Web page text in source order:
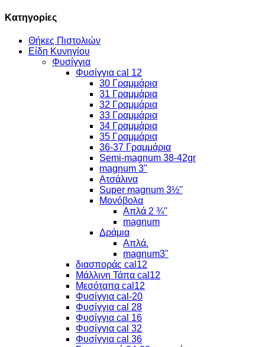
Κατηγορίες
Θήκες Πιστολιών
Είδη Κυνηγίου
Φυσίγγια
Φυσίγγια cal 12
30 Γραμμάρια
31 Γραμμάρια
32 Γραμμάρια
33 Γραμμάρια
34 Γραμμάρια
35 Γραμμάρια
36-37 Γραμμάρια
Semi-magnum 38-42gr
magnum 3"
Ατσάλινα
Super magnum 3½''
Μονόβολα
Απλά 2 ¾''
magnum
Δράμια
Απλά.
magnum3"
διασποράς cal12
Μάλλινη Τάπα cal12
Μεσόταπα cal12
Φυσίγγια cal-20
Φυσίγγια cal 28
Φυσίγγια cal 16
Φυσίγγια cal 32
Φυσίγγια cal 36